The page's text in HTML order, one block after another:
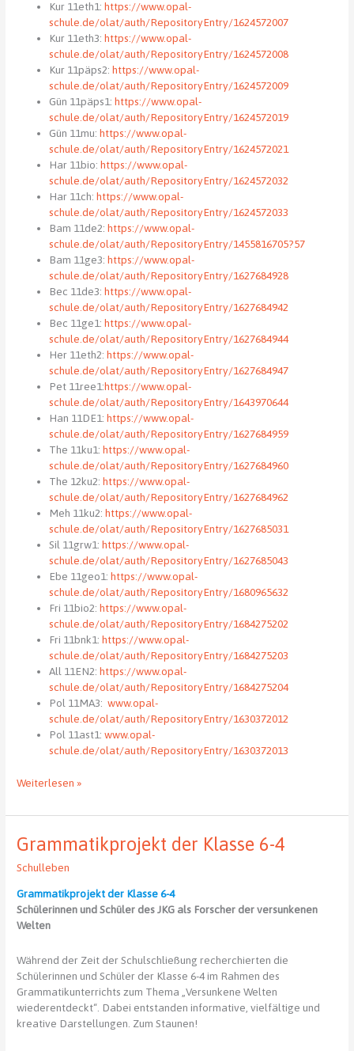
Kur 11eth1:https://www.opal-
schule.de/olat/auth/RepositoryEntry/1624572007
Kur 11eth3:https://www.opal-
schule.de/olat/auth/RepositoryEntry/1624572008
Kur 11päps2:https://www.opal-
schule.de/olat/auth/RepositoryEntry/1624572009
Gün 11päps1:https://www.opal-
schule.de/olat/auth/RepositoryEntry/1624572019
Gün 11mu:https://www.opal-
schule.de/olat/auth/RepositoryEntry/1624572021
Har 11bio:https://www.opal-
schule.de/olat/auth/RepositoryEntry/1624572032
Har 11ch:https://www.opal-
schule.de/olat/auth/RepositoryEntry/1624572033
Bam 11de2:https://www.opal-
schule.de/olat/auth/RepositoryEntry/1455816705?57
Bam 11ge3:https://www.opal-
schule.de/olat/auth/RepositoryEntry/1627684928
Bec 11de3:https://www.opal-
schule.de/olat/auth/RepositoryEntry/1627684942
Bec 11ge1:https://www.opal-
schule.de/olat/auth/RepositoryEntry/1627684944
Her 11eth2:https://www.opal-
schule.de/olat/auth/RepositoryEntry/1627684947
Pet 11ree1:https://www.opal-
schule.de/olat/auth/RepositoryEntry/1643970644
Han 11DE1:https://www.opal-
schule.de/olat/auth/RepositoryEntry/1627684959
The 11ku1:https://www.opal-
schule.de/olat/auth/RepositoryEntry/1627684960
The 12ku2:https://www.opal-
schule.de/olat/auth/RepositoryEntry/1627684962
Meh 11ku2:https://www.opal-
schule.de/olat/auth/RepositoryEntry/1627685031
Sil 11grw1:https://www.opal-
schule.de/olat/auth/RepositoryEntry/1627685043
Ebe 11geo1:https://www.opal-
schule.de/olat/auth/RepositoryEntry/1680965632
Fri 11bio2:https://www.opal-
schule.de/olat/auth/RepositoryEntry/1684275202
Fri 11bnk1:https://www.opal-
schule.de/olat/auth/RepositoryEntry/1684275203
All 11EN2:https://www.opal-
schule.de/olat/auth/RepositoryEntry/1684275204
Pol 11MA3:www.opal-
schule.de/olat/auth/RepositoryEntry/1630372012
Pol 11ast1:www.opal-
schule.de/olat/auth/RepositoryEntry/1630372013
OPAL-
der
und
Schüler
Weiterlesen »
Grammatikprojekt der Klasse 6-4
Schulleben
Grammatikprojekt der Klasse 6-4
Schülerinnen und Schüler des JKG als Forscher der versunkenen
Welten
Während der Zeit der Schulschließung recherchierten die
Schülerinnen und Schüler der Klasse 6-4 im Rahmen des
Grammatikunterrichts zum Thema „Versunkene Welten
wiederentdeckt“. Dabei entstanden informative, vielfältige und
kreative Darstellungen. Zum Staunen!